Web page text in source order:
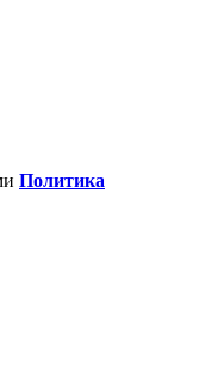
Политика